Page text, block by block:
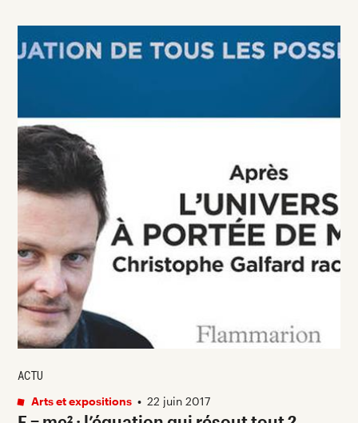
ACTU
Arts et expositions • 22 juin 2017